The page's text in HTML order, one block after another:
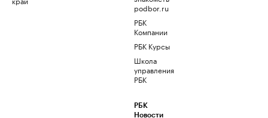
podbor.ru
РБК
Компании
РБК Курсы
Школа
управления
РБК
РБК
Новости